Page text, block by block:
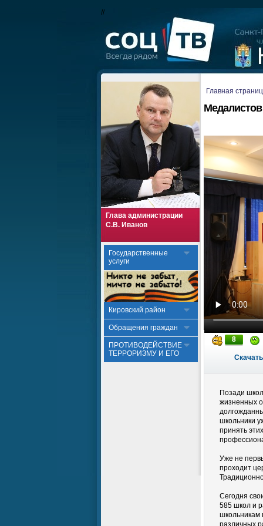
//
Глава администрации
С.В. Иванов
Государственные
услуги
Кировский район
Обращения граждан
ПРОТИВОДЕЙСТВИЕ
ТЕРРОРИЗМУ И ЕГО
Главная
8
Позади
жизненных
школьники
принять
Уже не
проходит
Сегодня
585 школ и
школьникам
различных